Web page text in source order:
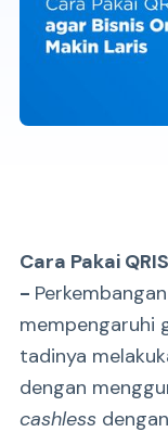
Cara Pakai
-
mempengaruhi
tadinya
dengan
cashless